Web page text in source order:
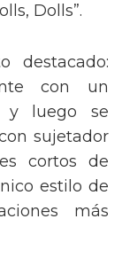
Dolls”.
destacado:
con un
y luego se
sujetador
cortos de
estilo de
más